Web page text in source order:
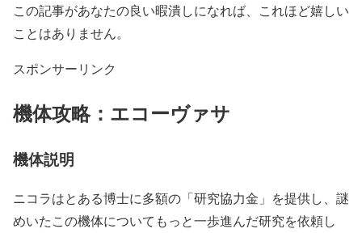
この記事があなたの良い暇潰しになれば、これほど嬉しい
ことはありません。
スポンサーリンク
機体攻略：エコーヴァサ
機体説明
ニコラはとある博士に多額の「研究協力金」を提供し、謎
めいたこの機体についてもっと一歩進んだ研究を依頼し